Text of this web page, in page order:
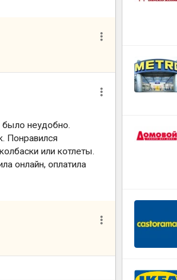
было неудобно.
Понравился
или котлеты.
онлайн, оплатила